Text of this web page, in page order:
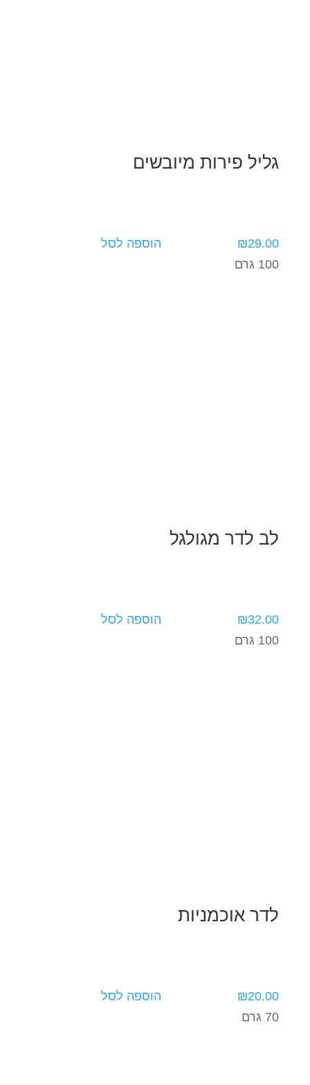
גליל פירות מיובשים
₪29.00
הוספה לסל
100 גרם
לב לדר מגולגל
₪32.00
הוספה לסל
100 גרם
לדר אוכמניות
₪20.00
הוספה לסל
70 גרם